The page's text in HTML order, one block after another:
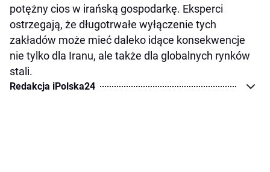
potężny cios w irańską gospodarkę. Eksperci
ostrzegają, że długotrwałe wyłączenie tych
zakładów może mieć daleko idące konsekwencje
nie tylko dla Iranu, ale także dla globalnych rynków
stali.
Redakcja iPolska24